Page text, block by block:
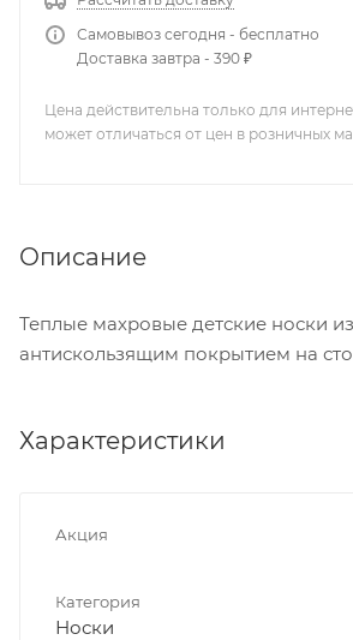
Самовывоз сегодня - бесплатно
Доставка завтра - 390 ₽
Цена действительна только для
может отличаться от цен в розничных
Описание
Теплые махровые детские носки
антискользящим покрытием на
Характеристики
Акция
Категория
Носки